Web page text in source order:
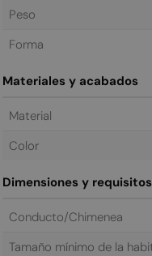
Peso
Forma
Materiales y acabados
Material
Color
Dimensiones y
Conducto/Chimenea
Tamaño mínimo de la